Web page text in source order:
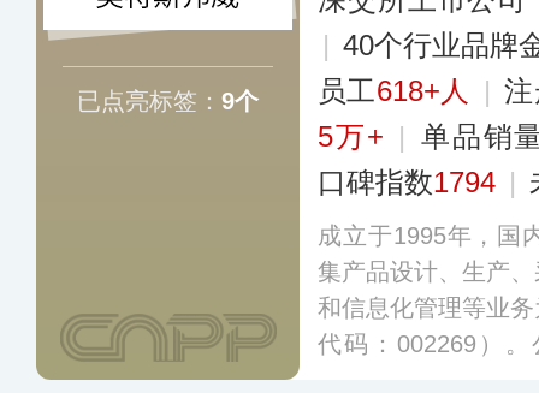
已点亮标签： 9个
| 40个行业品牌
员工618+人 |
5万+ | 单品销
口碑指数1794 |
成立于1995年，国
集产品设计、生产
和信息化管理等业
代码：002269）